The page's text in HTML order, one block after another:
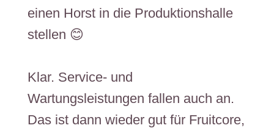
einen Horst in die Produktionshalle
stellen 😊
Klar. Service- und
Wartungsleistungen fallen auch an.
Das ist dann wieder gut für Fruitcore,